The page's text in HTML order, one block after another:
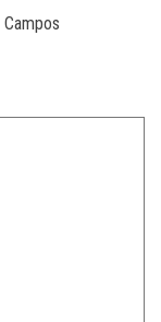
Campos